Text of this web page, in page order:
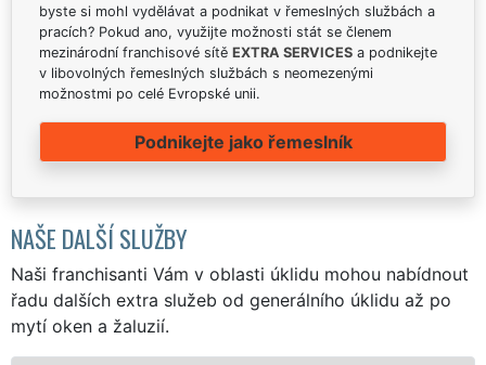
byste si mohl vydělávat a podnikat v řemeslných službách a
pracích? Pokud ano, využijte možnosti stát se členem
mezinárodní franchisové sítě EXTRA SERVICES a podnikejte
v libovolných řemeslných službách s neomezenými
možnostmi po celé Evropské unii.
Podnikejte jako řemeslník
NAŠE DALŠÍ SLUŽBY
Naši franchisanti Vám v oblasti úklidu mohou nabídnout
řadu dalších extra služeb od generálního úklidu až po
mytí oken a žaluzií.